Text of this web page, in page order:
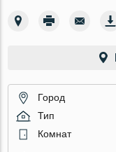
Город
Тип
Комнат